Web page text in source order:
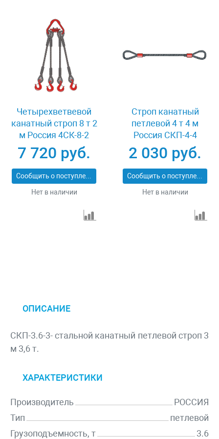
Четырехветвевой
канатный строп 8 т 2
м Россия 4СК-8-2
7 720 руб.
Сообщить о поступлении
Нет в наличии
Строп канатный
петлевой 4 т 4 м
Россия СКП-4-4
2 030 руб.
Сообщить о поступлении
Нет в наличии
ОПИСАНИЕ
СКП-3.6-3- стальной канатный петлевой строп 3
м 3,6 т.
ХАРАКТЕРИСТИКИ
Производитель
РОССИЯ
Тип
петлевой
Грузоподъемность, т
3.6